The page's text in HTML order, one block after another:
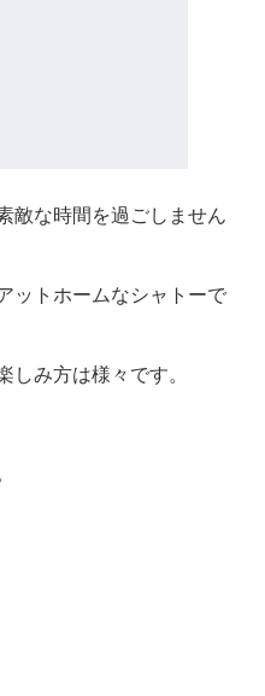
敵な時間を過ごしません
ットホームなシャトーで
しみ方は様々です。